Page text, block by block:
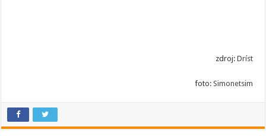
zdroj: Dríst
foto: Simonetsim